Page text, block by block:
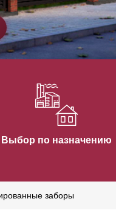
Выбор по назначению
заборы